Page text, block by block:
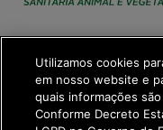
SETDIG | Secretaria-
Executiva de
Transformação
Utilizamos cookies
em nosso website e
quais informações
Conforme Decreto